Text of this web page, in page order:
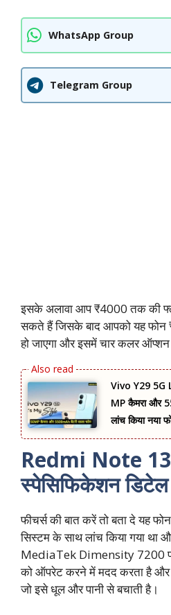
WhatsApp Group
Telegram Group
इसके अलावा आप ₹4000 तक की
सकते हैं जिसके बाद आपको यह फोन
हो जाएगा और इसमें चार कलर ऑप्शन
Vivo Y29
MP कैमरा और
लांच किया नया
Redmi Note
स्पेसिफिकेशन डिटेल
फीचर्स की बात करें तो बता दे यह
सिस्टम के साथ लांच किया गया था
MediaTek Dimensity 7200
को ऑपरेट करने में मदद करता है और
जो इसे धूल और पानी से बचाती है।